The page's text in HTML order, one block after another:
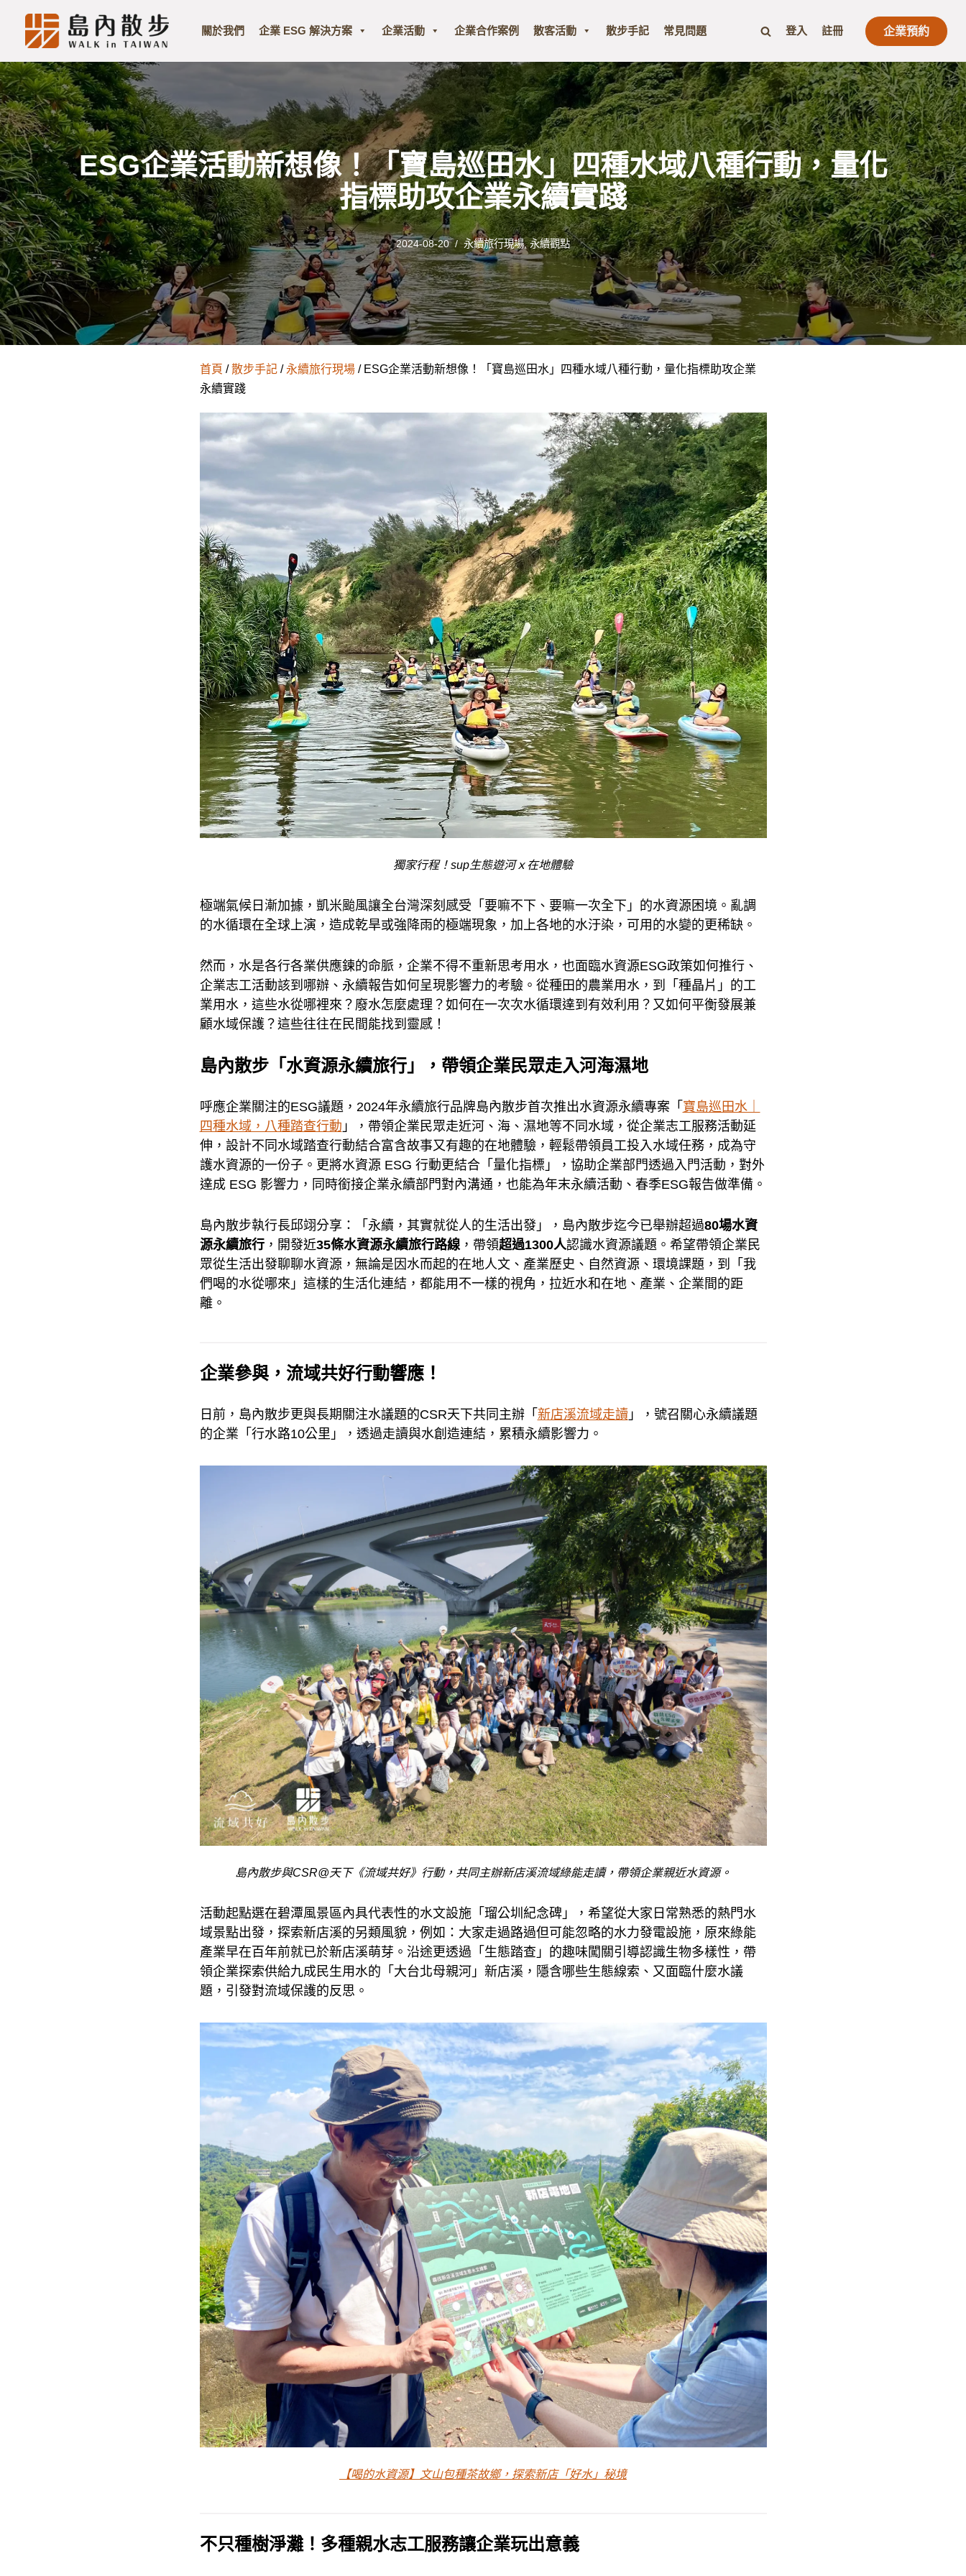
Skip
to
content
關於我們 企業 ESG 解決方案 企業活動 企業合作案例 散客活動 散步手記 常見問題 登入 註冊 企業預約
ESG企業活動新想像！「寶島巡田水」四種水域八種行動，量化
指標助攻企業永續實踐
2024-08-20 永續旅行現場,永續觀點
首頁 /散步手記/永續旅行現場/ ESG企業活動新想像！「寶島巡田水」四種水域八種行動，量化指標助攻企業
永續實踐
獨家行程！sup生態遊河ｘ在地體驗
極端氣候日漸加據，凱米颱風讓全台灣深刻感受「要嘛不下、要嘛一次全下」的水資源困境。亂調
的水循環在全球上演，造成乾旱或強降雨的極端現象，加上各地的水汙染，可用的水變的更稀缺。
然而，水是各行各業供應鍊的命脈，企業不得不重新思考用水，也面臨水資源ESG政策如何推行、
企業志工活動該到哪辦、永續報告如何呈現影響力的考驗。從種田的農業用水，到「種晶片」的工
業用水，這些水從哪裡來？廢水怎麼處理？如何在一次次水循環達到有效利用？又如何平衡發展兼
顧水域保護？這些往往在民間能找到靈感！
島內散步「水資源永續旅行」，帶領企業民眾走入河海濕地
呼應企業關注的ESG議題，2024年永續旅行品牌島內散步首次推出水資源永續專案「 寶島巡田水｜
四種水域，八種踏查行動 」，帶領企業民眾走近河、海、濕地等不同水域，從企業志工服務活動延
伸，設計不同水域踏查行動結合富含故事又有趣的在地體驗，輕鬆帶領員工投入水域任務，成為守
護水資源的一份子。更將水資源 ESG 行動更結合「量化指標」，協助企業部門透過入門活動，對外
達成 ESG 影響力，同時銜接企業永續部門對內溝通，也能為年末永續活動、春季ESG報告做準備。
島內散步執行長邱翊分享：「永續，其實就從人的生活出發」，島內散步迄今已舉辦超過80場水資
源永續旅行，開發近35條水資源永續旅行路線，帶領超過1300人認識水資源議題。希望帶領企業民
眾從生活出發聊聊水資源，無論是因水而起的在地人文、產業歷史、自然資源、環境課題，到「我
們喝的水從哪來」這樣的生活化連結，都能用不一樣的視角，拉近水和在地、產業、企業間的距
離。
企業參與，流域共好行動響應！
日前，島內散步更與長期關注水議題的CSR天下共同主辦「 新店溪流域走讀 」，號召關心永續議題
的企業「行水路10公里」，透過走讀與水創造連結，累積永續影響力。
島內散步與CSR@天下《流域共好》行動，共同主辦新店溪流域綠能走讀，帶領企業親近水資源。
活動起點選在碧潭風景區內具代表性的水文設施「瑠公圳紀念碑」，希望從大家日常熟悉的熱門水
域景點出發，探索新店溪的另類風貌，例如：大家走過路過但可能忽略的水力發電設施，原來綠能
產業早在百年前就已於新店溪萌芽。沿途更透過「生態踏查」的趣味闖關引導認識生物多樣性，帶
領企業探索供給九成民生用水的「大台北母親河」新店溪，隱含哪些生態線索、又面臨什麼水議
題，引發對流域保護的反思。
【喝的水資源】文山包種茶故鄉，探索新店「好水」秘境
不只種樹淨灘！多種親水志工服務讓企業玩出意義